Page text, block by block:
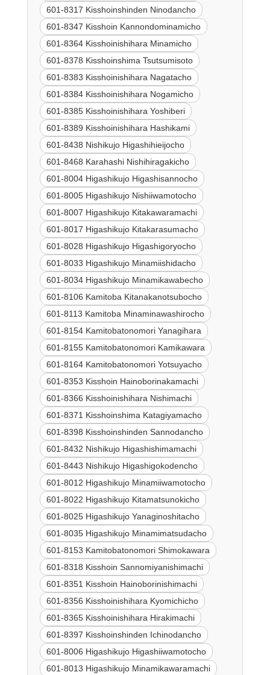
601-8317 Kisshoinshinden Ninodancho
601-8347 Kisshoin Kannondominamicho
601-8364 Kisshoinishihara Minamicho
601-8378 Kisshoinshima Tsutsumisoto
601-8383 Kisshoinishihara Nagatacho
601-8384 Kisshoinishihara Nogamicho
601-8385 Kisshoinishihara Yoshiberi
601-8389 Kisshoinishihara Hashikami
601-8438 Nishikujo Higashihieijocho
601-8468 Karahashi Nishihiragakicho
601-8004 Higashikujo Higashisannocho
601-8005 Higashikujo Nishiiwamotocho
601-8007 Higashikujo Kitakawaramachi
601-8017 Higashikujo Kitakarasumacho
601-8028 Higashikujo Higashigoryocho
601-8033 Higashikujo Minamiishidacho
601-8034 Higashikujo Minamikawabecho
601-8106 Kamitoba Kitanakanotsubocho
601-8113 Kamitoba Minaminawashirocho
601-8154 Kamitobatonomori Yanagihara
601-8155 Kamitobatonomori Kamikawara
601-8164 Kamitobatonomori Yotsuyacho
601-8353 Kisshoin Hainoborinakamachi
601-8366 Kisshoinishihara Nishimachi
601-8371 Kisshoinshima Katagiyamacho
601-8398 Kisshoinshinden Sannodancho
601-8432 Nishikujo Higashishimamachi
601-8443 Nishikujo Higashigokodencho
601-8012 Higashikujo Minamiiwamotocho
601-8022 Higashikujo Kitamatsunokicho
601-8025 Higashikujo Yanaginoshitacho
601-8035 Higashikujo Minamimatsudacho
601-8153 Kamitobatonomori Shimokawara
601-8318 Kisshoin Sannomiyanishimachi
601-8351 Kisshoin Hainoborinishimachi
601-8356 Kisshoinishihara Kyomichicho
601-8365 Kisshoinishihara Hirakimachi
601-8397 Kisshoinshinden Ichinodancho
601-8006 Higashikujo Higashiiwamotocho
601-8013 Higashikujo Minamikawaramachi